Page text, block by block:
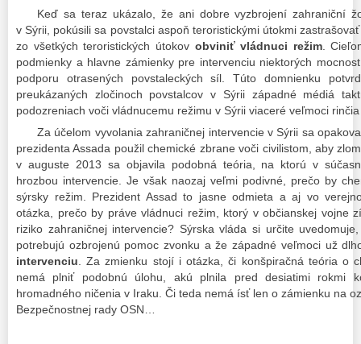
Keď sa teraz ukázalo, že ani dobre vyzbrojení zahraniční
v Sýrii, pokúsili sa povstalci aspoň teroristickými útokmi
zo všetkých teroristických útokov obviniť vládnuci režim.
podmienky a hlavne zámienky pre intervenciu niektorých
podporu otrasených povstaleckých síl. Túto domnienku
preukázaných zločinoch povstalcov v Sýrii západné médiá
podozreniach voči vládnucemu režimu v Sýrii viaceré veľmoci
Za účelom vyvolania zahraničnej intervencie v Sýrii sa
prezidenta Assada použil chemické zbrane voči civilistom, aby
v auguste 2013 sa objavila podobná teória, na ktorú v
hrozbou intervencie. Je však naozaj veľmi podivné, prečo by
sýrsky režim. Prezident Assad to jasne odmieta a aj vo
otázka, prečo by práve vládnuci režim, ktorý v občianskej vojne
riziko zahraničnej intervencie? Sýrska vláda si určite
potrebujú ozbrojenú pomoc zvonku a že západné veľmoci už
intervenciu . Za zmienku stojí i otázka, či konšpiračná teória o
nemá plniť podobnú úlohu, akú plnila pred desiatimi rokmi
hromadného ničenia v Iraku. Či teda nemá ísť len o zámienku na
Bezpečnostnej rady OSN…